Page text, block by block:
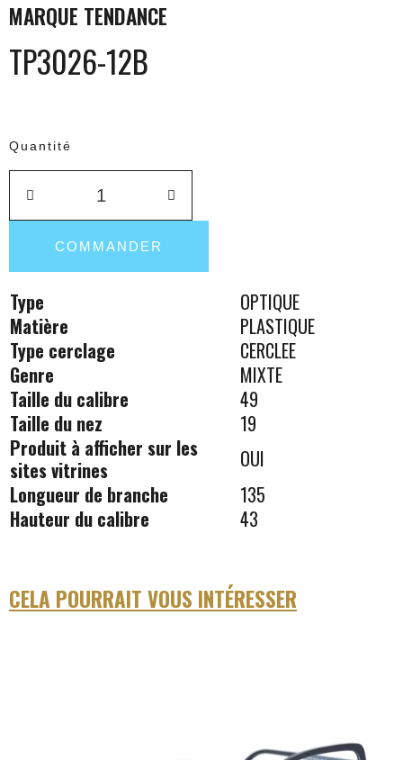
MARQUE TENDANCE
TP3026-12B
Quantité
COMMANDER
Type
OPTIQUE
Matière
PLASTIQUE
Type cerclage
CERCLEE
Genre
MIXTE
Taille du calibre
49
Taille du nez
19
Produit à afficher sur les
sites vitrines
OUI
Longueur de branche
135
Hauteur du calibre
43
CELA POURRAIT VOUS INTÉRESSER